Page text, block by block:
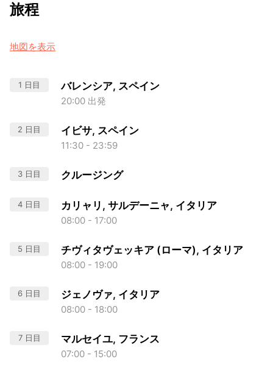
旅程
地図を表示
1 日目 バレンシア, スペイン
20:00 出発
2 日目 イビサ, スペイン
11:30 - 23:59
3 日目 クルージング
4 日目 カリャリ, サルデーニャ, イタリア
08:00 - 17:00
5 日目 チヴィタヴェッキア (ローマ), イタリア
08:00 - 19:00
6 日目 ジェノヴァ, イタリア
08:00 - 18:00
7 日目 マルセイユ, フランス
07:00 - 15:00